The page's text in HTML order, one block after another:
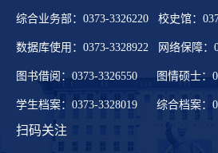
综合业务部：0373-3326220 校史馆：
数据库使用：0373-3328922 网络保障：
图书借阅：0373-3326550 图情硕士：
学生档案：0373-3328019 综合档案：
扫码关注